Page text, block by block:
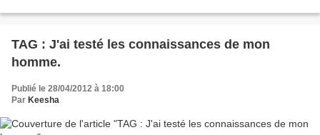
TAG : J'ai testé les connaissances de mon
homme.
Publié le 28/04/2012 à 18:00
Par Keesha